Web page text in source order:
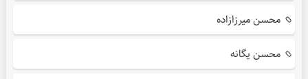
محسن میرزازاده
محسن یگانه